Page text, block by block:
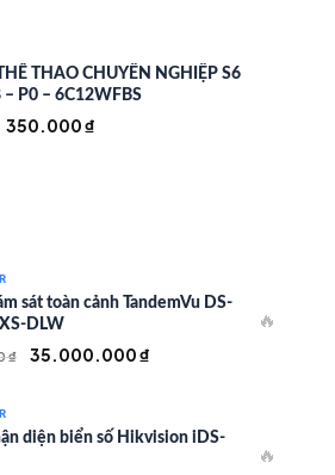
7.000.000 ₫.là:
4.900.000 ₫.
THAO CHUYÊN NGHIỆP S6
– P0 – 6C12WFBS
Giá
350.000₫
sát toàn cảnh TandemVu DS-
DLW
₫
Giá
50.000.000 ₫.
35.000.000₫
là:
35.000.000 ₫.
🔥
diện biển số Hikvision iDS-
🔥